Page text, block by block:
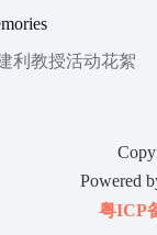
利教授活动花絮
Powered
粤ICP